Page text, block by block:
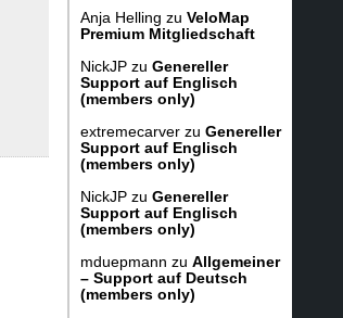
Anja Helling zu VeloMap
Premium Mitgliedschaft
NickJP zu Genereller
Support auf Englisch
(members only)
extremecarver zu Genereller
Support auf Englisch
(members only)
NickJP zu Genereller
Support auf Englisch
(members only)
mduepmann zu Allgemeiner
– Support auf Deutsch
(members only)